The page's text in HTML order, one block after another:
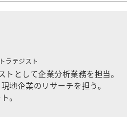
ラテジスト
として企業分析業務を担当。
地企業のリサーチを担う。
。